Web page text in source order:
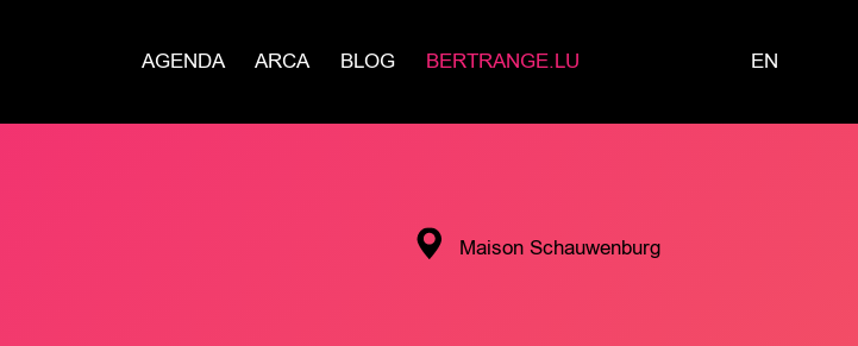
AGENDA ARCA BLOG BERTRANGE.LU EN
Maison Schauwenburg